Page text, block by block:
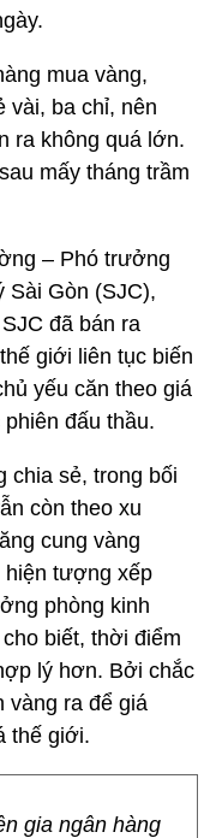
mua vàng,
vài, ba chỉ, nên
ra không quá lớn.
mấy tháng trầm
– Phó trưởng
Sài Gòn (SJC),
đã bán ra
giới liên tục biến
yếu căn theo giá
đấu thầu.
chia sẻ, trong bối
còn theo xu
cung vàng
hiện tượng xếp
phòng kinh
biết, thời điểm
lý hơn. Bởi chắc
vàng ra để giá
thế giới.
gia ngân hàng